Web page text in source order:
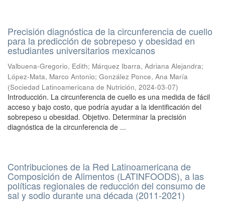
Precisión diagnóstica de la circunferencia de cuello
para la predicción de sobrepeso y obesidad en
estudiantes universitarios mexicanos
Valbuena-Gregorio, Edith; Márquez Ibarra, Adriana Alejandra;
López-Mata, Marco Antonio; González Ponce, Ana María
(Sociedad Latinoamericana de Nutrición, 2024-03-07)
Introducción. La circunferencia de cuello es una medida de fácil
acceso y bajo costo, que podría ayudar a la identificación del
sobrepeso u obesidad. Objetivo. Determinar la precisión
diagnóstica de la circunferencia de ...
Contribuciones de la Red Latinoamericana de
Composición de Alimentos (LATINFOODS), a las
políticas regionales de reducción del consumo de
sal y sodio durante una década (2011-2021)